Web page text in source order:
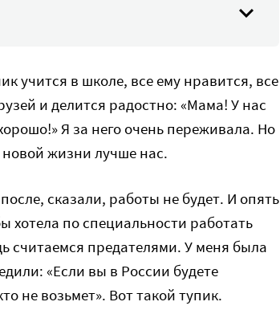
учится в школе, все ему нравится, все
и делится радостно: «Мама! У нас
Я за него очень переживала. Но
жизни лучше нас.
сказали, работы не будет. И опять
хотела по специальности работать
считаемся предателями. У меня была
«Если вы в России будете
не возьмет». Вот такой тупик.